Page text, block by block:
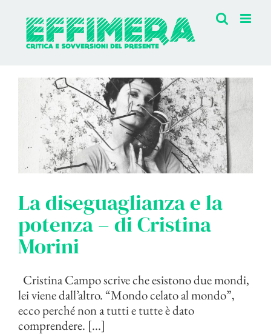
contenuto
La diseguaglianza e la
potenza – di Cristina
Morini
Cristina Campo scrive che esistono due mondi,
lei viene dall’altro. “Mondo celato al mondo”,
ecco perché non a tutti e tutte è dato
comprendere. [...]